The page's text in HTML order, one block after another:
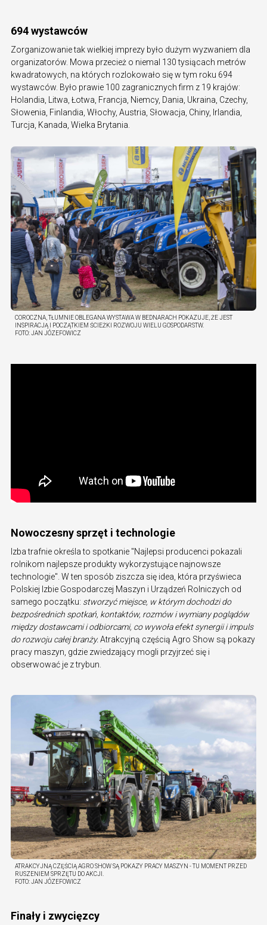
694 wystawców
Zorganizowanie tak wielkiej imprezy było dużym wyzwaniem dla
organizatorów. Mowa przecież o niemal 130 tysiącach metrów
kwadratowych, na których rozlokowało się w tym roku 694
wystawców. Było prawie 100 zagranicznych firm z 19 krajów:
Holandia, Litwa, Łotwa, Francja, Niemcy, Dania, Ukraina, Czechy,
Słowenia, Finlandia, Włochy, Austria, Słowacja, Chiny, Irlandia,
Turcja, Kanada, Wielka Brytania.
COROCZNA, TŁUMNIE OBLEGANA WYSTAWA W BEDNARACH POKAZUJE, ŻE JEST
INSPIRACJĄ I POCZĄTKIEM ŚCIEŻKI ROZWOJU WIELU GOSPODARSTW.
FOTO:JAN JÓZEFOWICZ
Nowoczesny sprzęt i technologie
Izba trafnie określa to spotkanie "Najlepsi producenci pokazali
rolnikom najlepsze produkty wykorzystujące najnowsze
technologie". W ten sposób ziszcza się idea, która przyświeca
Polskiej Izbie Gospodarczej Maszyn i Urządzeń Rolniczych od
samego początku: stworzyć miejsce, w którym dochodzi do
bezpośrednich spotkań, kontaktów, rozmów i wymiany poglądów
między dostawcami i odbiorcami, co wywoła efekt synergii i impuls
do rozwoju całej branży. Atrakcyjną częścią Agro Show są pokazy
pracy maszyn, gdzie zwiedzający mogli przyjrzeć się i
obserwować je z trybun.
ATRAKCYJNĄ CZĘŚCIĄ AGRO SHOW SĄ POKAZY PRACY MASZYN - TU MOMENT PRZED
RUSZENIEM SPRZĘTU DO AKCJI.
FOTO:JAN JÓZEFOWICZ
Finały i zwycięzcy